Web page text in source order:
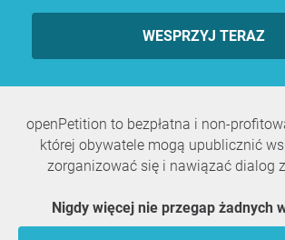
WESPRZYJ TERAZ
openPetition to bezpłatna i non-
której obywatele mogą upublicznić
zorganizować się i nawiązać dialog
Nigdy więcej nie przegap żadnych